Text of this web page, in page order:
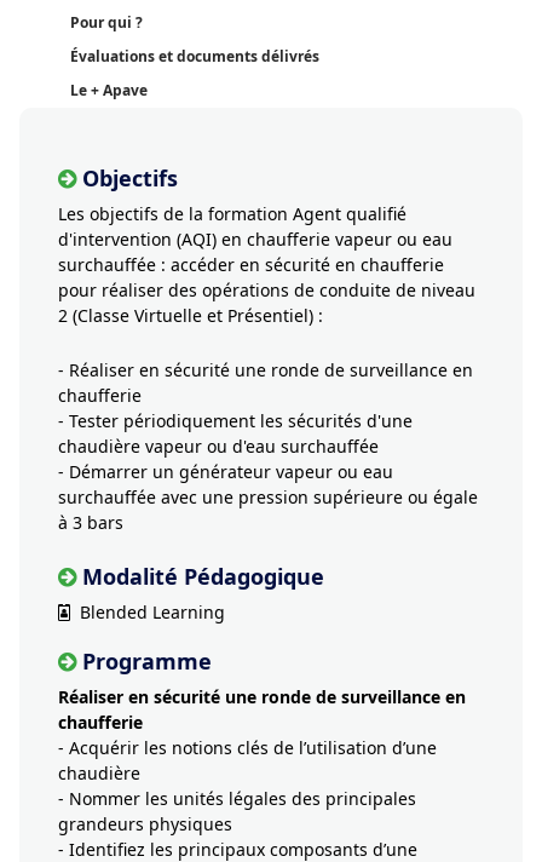
Pour qui ?
Évaluations et documents délivrés
Le + Apave
Objectifs
Les objectifs de la formation Agent qualifié
d'intervention (AQI) en chaufferie vapeur ou eau
surchauffée : accéder en sécurité en chaufferie
pour réaliser des opérations de conduite de niveau
2 (Classe Virtuelle et Présentiel) :
- Réaliser en sécurité une ronde de surveillance en
chaufferie
- Tester périodiquement les sécurités d'une
chaudière vapeur ou d'eau surchauffée
- Démarrer un générateur vapeur ou eau
surchauffée avec une pression supérieure ou égale
à 3 bars
Modalité Pédagogique
Blended Learning
Programme
Réaliser en sécurité une ronde de surveillance en
chaufferie
- Acquérir les notions clés de l’utilisation d’une
chaudière
- Nommer les unités légales des principales
grandeurs physiques
- Identifiez les principaux composants d’une